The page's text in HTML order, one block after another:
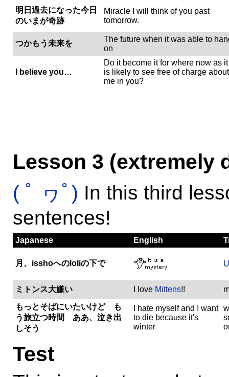
明日過去になった今日
のいまが奇跡
Miracle I will think of you past
tomorrow.
つかもう未来を
The future when it was able to
on
I believe you…
Do it become it for where now as it
is likely to see free of charge about
me in you?
Lesson 3 (extremely
( ﾟ ヮﾟ) In this third
sentences!
Japanese English
月、isshoへのloliの下で
ミトンス大嫌い I love Mittens!!
もっとそばにいたいけど も
う旅立つ時間 ああ、泣き出
しそう
I hate myself and I want
to die because it's
winter
Test